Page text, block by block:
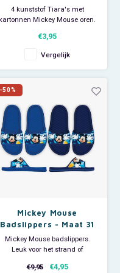
4 kunststof Tiara's met
Mickey Mouse oren.
maanden.
Je Mickey Mouse kinderfeestje
kan beginnen!
€3,95
Vergelijk
-50%
Mickey Mouse
Badslippers - Maat 31
Mickey Mouse badslippers.
Leuk voor het strand of
om mee te douchen op de
€9,95 €4,95